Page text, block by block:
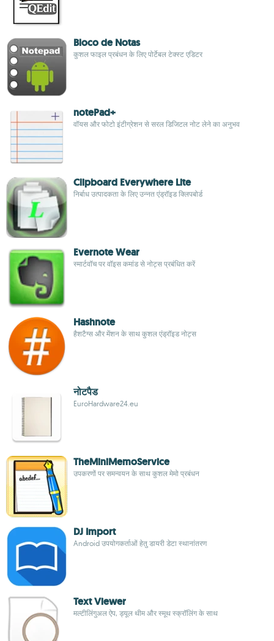
Bloco de Notas
कुशल फाइल प्रबंधन के लिए पोर्टेबल टेक्स्ट एडिटर
notePad+
वॉयस और फोटो इंटीग्रेशन से सरल डिजिटल नोट लेने का अनुभव
Clipboard Everywhere Lite
निर्बाध उत्पादकता के लिए उन्नत एंड्रॉइड क्लिपबोर्ड
Evernote Wear
स्मार्टवॉच पर वॉइस कमांड से नोट्स प्रबंधित करें
Hashnote
हैशटैग्स और मेंशन के साथ कुशल एंड्रॉइड नोट्स
नोटपैड
EuroHardware24.eu
TheMiniMemoService
उपकरणों पर समन्वयन के साथ कुशल मेमो प्रबंधन
DJ Import
Android उपयोगकर्ताओं हेतु डायरी डेटा स्थानांतरण
Text Viewer
मल्टीलिंगुअल ऐप, ड्यूल थीम और स्मूथ स्क्रॉलिंग के साथ